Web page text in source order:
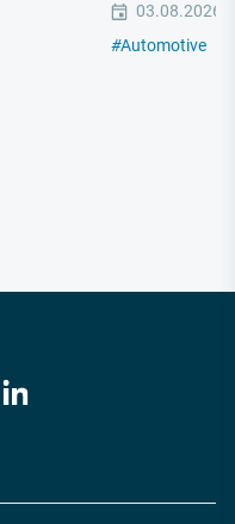
03.08.2026
#Automotive